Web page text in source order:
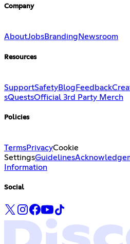
Company
AboutJobsBranding Newsroom
Resources
SupportSafetyBlog Feedback
sQuestsOfficial 3rd Party Merch
Policies
TermsPrivacyCookie
SettingsGuidelines
Information
Social